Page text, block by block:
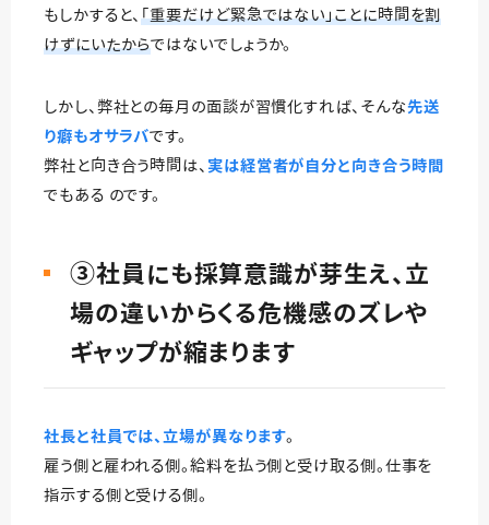
もしかすると、「重要だけど緊急ではない」ことに時間を割
けずにいたからではないでしょうか。
しかし、弊社との毎月の面談が習慣化すれば、そんな先送
り癖もオサラバです。
弊社と向き合う時間は、 実は経営者が自分と向き合う時間
でもある のです。
③社員にも採算意識が芽生え、立
場の違いからくる危機感のズレや
ギャップが縮まります
社長と社員では、立場が異なります。
雇う側と雇われる側。給料を払う側と受け取る側。仕事を
指示する側と受ける側。